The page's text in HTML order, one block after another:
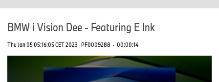
BMW i Vision Dee - Featuring E Ink
Thu Jan 05 05:16:05 CET 2023 PF0009288 · 00:00:14